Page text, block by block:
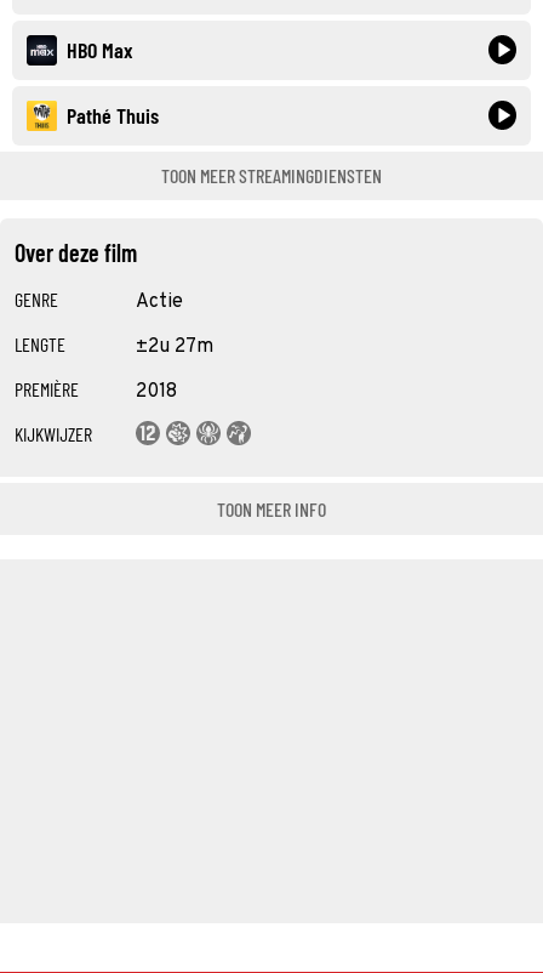
Over deze film
GENRE Actie
LENGTE ±2u 27m
PREMIÈRE 2018
KIJKWIJZER
TOON MEER INFO
HBO Max
Pathé Thuis
TOON MEER STREAMINGDIENSTEN